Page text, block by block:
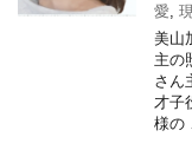
愛
美山
主の
さん
才子
様の